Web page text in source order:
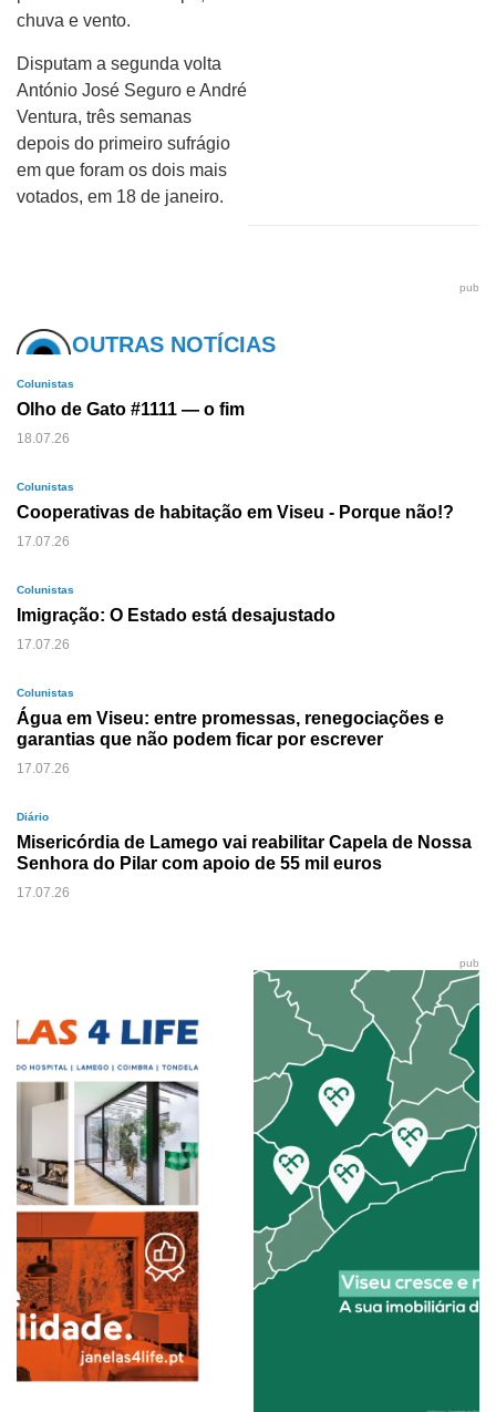
chuva e vento.
Disputam a segunda volta
António José Seguro e André
Ventura, três semanas
depois do primeiro sufrágio
em que foram os dois mais
votados, em 18 de janeiro.
pub
OUTRAS NOTÍCIAS
Colunistas
Olho de Gato #1111 — o fim
18.07.26
Colunistas
Cooperativas de habitação em Viseu - Porque não!?
17.07.26
Colunistas
Imigração: O Estado está desajustado
17.07.26
Colunistas
Água em Viseu: entre promessas, renegociações e
garantias que não podem ficar por escrever
17.07.26
Diário
Misericórdia de Lamego vai reabilitar Capela de Nossa
Senhora do Pilar com apoio de 55 mil euros
17.07.26
pub